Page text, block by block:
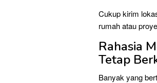
Cukup kirim
rumah atau
Rahasia
Tetap
Banyak yang